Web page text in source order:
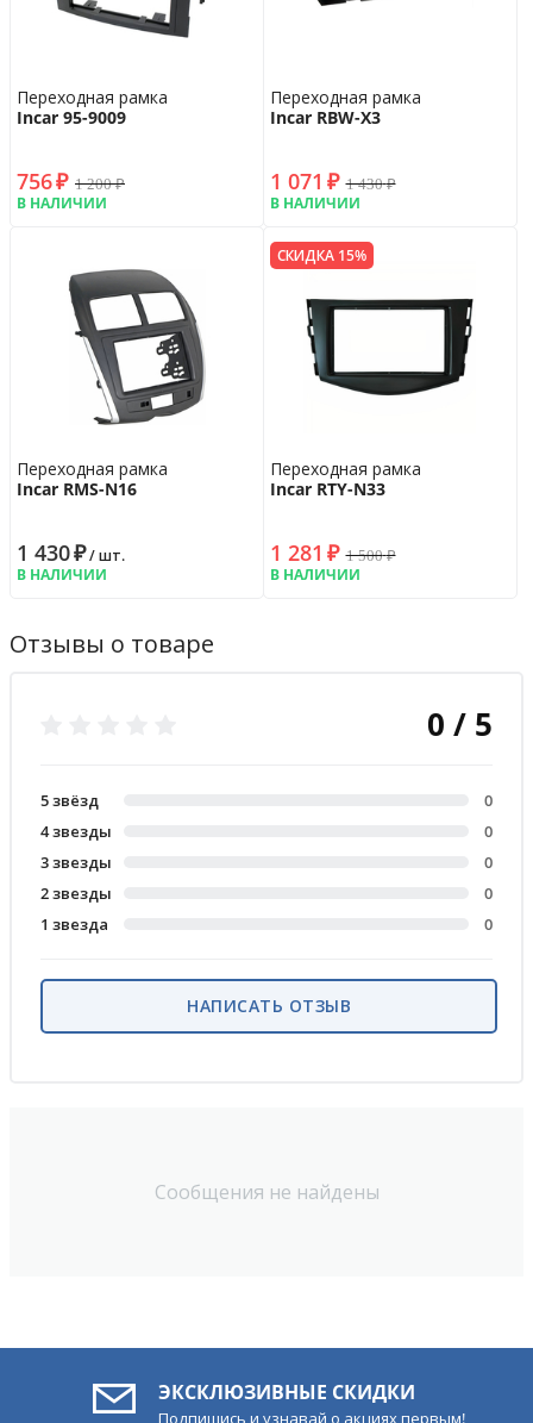
Переходная рамка
Incar 95-9009
756₽ 1 200₽
В НАЛИЧИИ
Переходная рамка
Incar RBW-X3
1 071 ₽ 1 430₽
В НАЛИЧИИ
Переходная рамка
Incar RMS-N16
1 430₽/ шт.
В НАЛИЧИИ
СКИДКА 15%
Переходная рамка
Incar RTY-N33
1 281 ₽ 1 500₽
В НАЛИЧИИ
Отзывы о товаре
Сообщения не найдены
0 / 5
5 звёзд
0
4 звезды
0
3 звезды
0
2 звезды
0
1 звезда
0
НАПИСАТЬ ОТЗЫВ
ЭКСКЛЮЗИВНЫЕ СКИДКИ
Подпишись и узнавай о акциях первым!